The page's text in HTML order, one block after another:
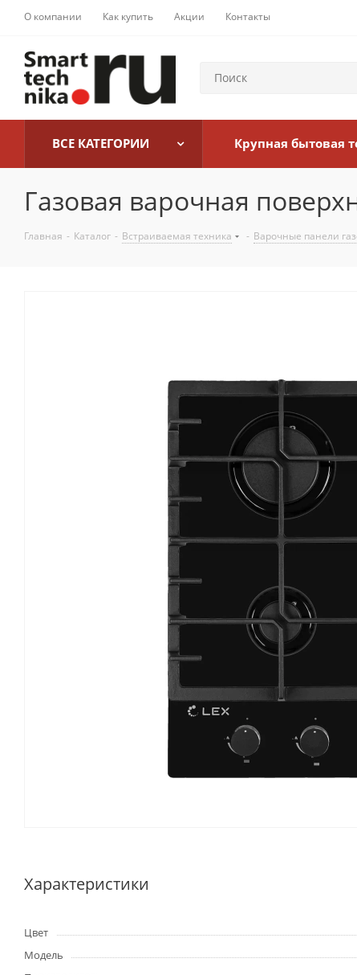
О компании Как купить Акции Контакты
ВСЕ КАТЕГОРИИ Крупная бытовая
Газовая варочная
Главная - Каталог - Встраиваемая техника - Варочные панели
Характеристики
Цвет
Модель